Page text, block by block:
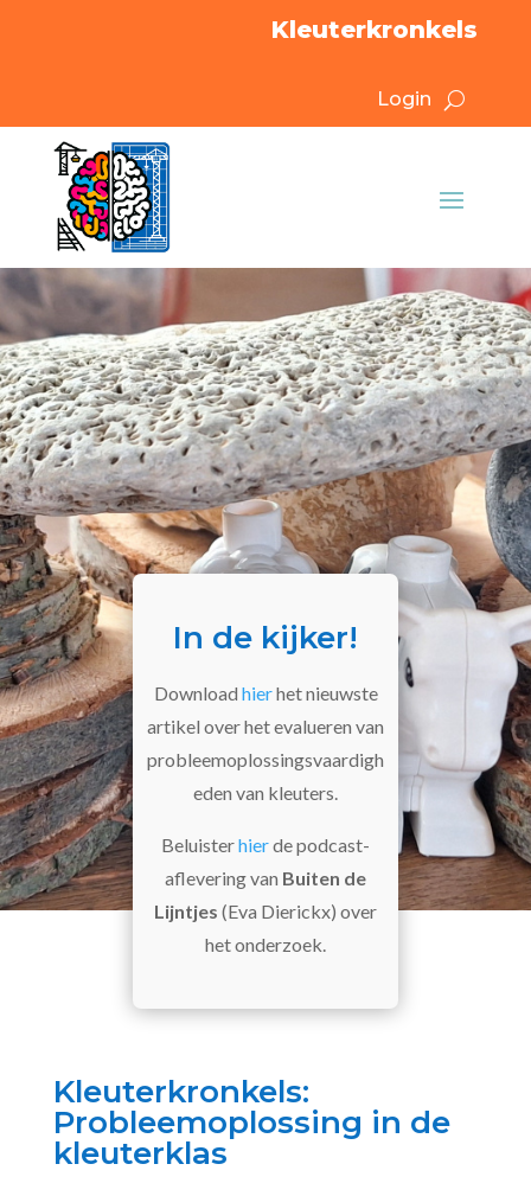
Kleuterkronkels
Login
In de kijker!
Download hierhet nieuwste
artikel over het evalueren van
probleemoplossingsvaardigh
eden van kleuters.
Beluisterhierde podcast-
aflevering van Buiten de
Lijntjes (Eva Dierickx) over
het onderzoek.
Kleuterkronkels:
Probleemoplossing in de
kleuterklas